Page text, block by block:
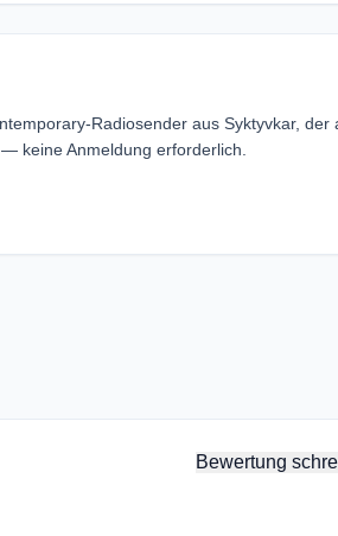
Radiosender aus Syktyvkar, der
keine Anmeldung erforderlich.
Bewertung